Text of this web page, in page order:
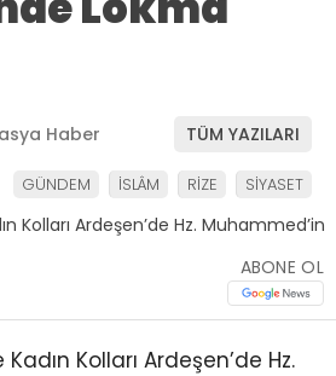
Haber TÜM YAZILARI
GÜNDEM İSLÂM RİZE SİYASET
ABONE OL
Kolları Ardeşen’de Hz.